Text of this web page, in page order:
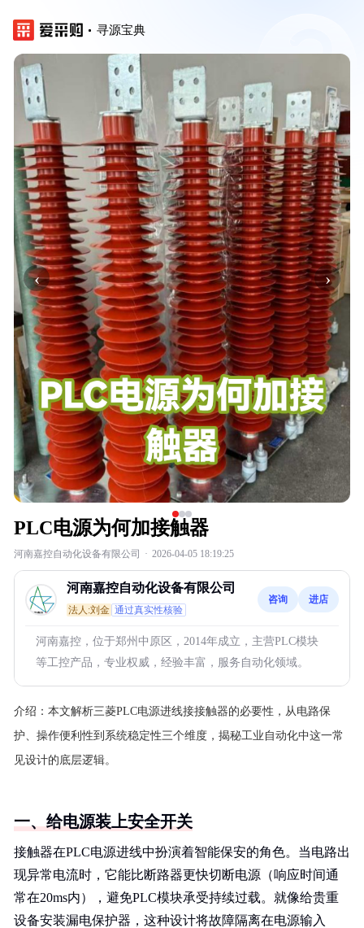
寻源宝典
‹ ›
PLC电源为何加接触器
河南嘉控自动化设备有限公司 · 2026-04-05 18:19:25
河南嘉控自动化设备有限公司
法人:刘金 通过真实性核验
咨询 进店
河南嘉控，位于郑州中原区，2014年成立，主营PLC模块
等工控产品，专业权威，经验丰富，服务自动化领域。
介绍： 本文解析三菱PLC电源进线接接触器的必要性，从电路保
护、操作便利性到系统稳定性三个维度，揭秘工业自动化中这一常
见设计的底层逻辑。
一、给电源装上安全开关
接触器在PLC电源进线中扮演着智能保安的角色。当电路出
现异常电流时，它能比断路器更快切断电源（响应时间通
常在20ms内），避免PLC模块承受持续过载。就像给贵重
设备安装漏电保护器，这种设计将故障隔离在电源输入